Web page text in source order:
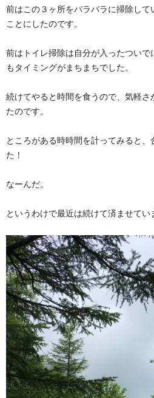
前はこの３ヶ所をバラバラに掃除して
ことにしたのです。
前はトイレ掃除は自分が入ったつい
もタイミングがまちまちでした。
続けてやると時間を食うので、気軽
たのです。
ところがある時時間を計ってみると
た！
なーんだ。
というわけで最近は続けて済ませてい